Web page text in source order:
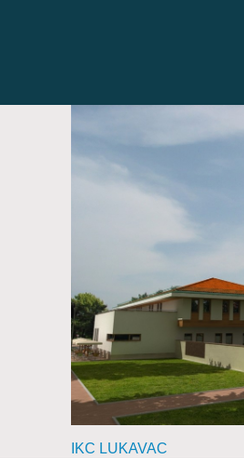
IKC LUKAVAC